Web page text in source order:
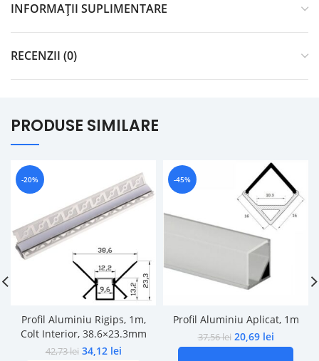
INFORMAȚII SUPLIMENTARE
RECENZII (0)
PRODUSE SIMILARE
-20%
Profil Aluminiu Rigips, 1m,
Colt Interior, 38.6×23.3mm
42,73lei 34,12 lei
-45%
Profil Aluminiu Aplicat, 1m
37,56lei 20,69 lei